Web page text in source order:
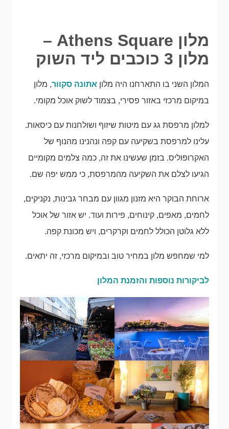
מלון Athens Square –
מלון 3 כוכבים ליד השוק
המלון השני בו התארחנו היה מלון אתונה סקוור, מלון
במיקום מרכזי באזור פסירי, בצמוד לשוק אוכל מקומי.
למלון מרפסת גג עם מיטות שיזוף ושולחנות עם כיסאות.
עלינו למרפסת בשקיעה עם קפה ונהנינו מהנוף של
האקרופוליס. בזמן שעשינו את זה, כמה צלמים מקומיים
הגיעו לצלם את השקיעה מהמרפסת, כי ממש יפה שם.
ארוחת הבוקר היא מזנון מגוון עם מבחר גבינות, נקניקים,
לחמים, מאפים, קינוחים, פירות ועוד. יש אזור של אוכל
ללא גלוטן הכולל לחמים וקרקרים, ויש מכונת קפה.
למי שמחפש מלון במחיר טוב ובמיקום מרכזי, זה יתאים.
לביקורות נוספות והזמנת המלון